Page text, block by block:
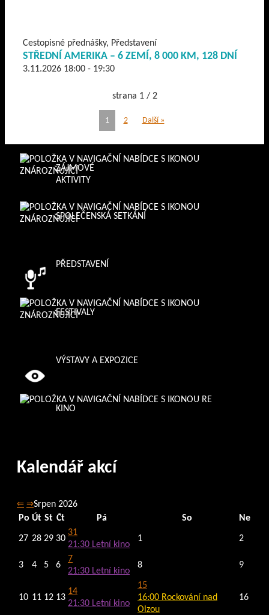
Cestopisné přednášky, Představení
STŘEDNÍ AMERIKA – 6 ZEMÍ, 8 000 KM, 128 DNÍ
3.11.2026 18:00 - 19:30
strana 1 / 2
1 2 Další »
ZÁJMOVÉ
AKTIVITY
SPOLEČENSKÁ SETKÁNÍ
PŘEDSTAVENÍ
FESTIVALY
VÝSTAVY A EXPOZICE
KINO
Kalendář akcí
⇐ ⇒Srpen 2026
Po Út St Čt Pá So Ne
27 28 29 30
31
21:30 Letní kino
1 2
3 4 5 6
7
21:30 Letní kino
8 9
10 11 12 13
14
21:30 Letní kino
15
16:00 Rockování nad
Olzou
16